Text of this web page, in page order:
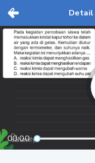
Detail
00:00